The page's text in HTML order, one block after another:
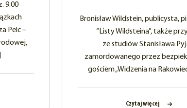
9.00
Pelc –
Bronisław Wildstein, publicysta,
“Listy Wildsteina”, także
ze studiów Stanisława
zamordowanego przez
gościem „Widzenia na
Czytaj więcej